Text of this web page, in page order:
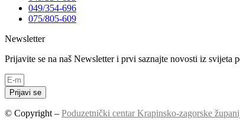
049/354-696
075/805-609
Newsletter
Prijavite se na naš Newsletter i prvi saznajte novosti iz svijeta
Prijavi se
© Copyright – Poduzetnički centar Krapinsko-zagorske